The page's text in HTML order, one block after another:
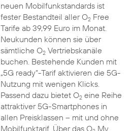
neuen Mobilfunkstandards ist
fester Bestandteil aller O2Free
Tarife ab 39,99 Euro im Monat.
Neukunden können sie über
sämtliche O2Vertriebskanäle
buchen. Bestehende Kunden mit
„5G ready“-Tarif aktivieren die 5G-
Nutzung mit wenigen Klicks.
Passend dazu bietet O2eine Reihe
attraktiver 5G-Smartphones in
allen Preisklassen – mit und ohne
Mobilfunktarif. Über das O My